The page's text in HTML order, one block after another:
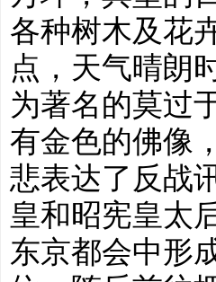
各种树木及花
点，天气晴朗
为著名的莫过
有金色的佛像
悲表达了反战
皇和昭宪皇太
东京都会中形